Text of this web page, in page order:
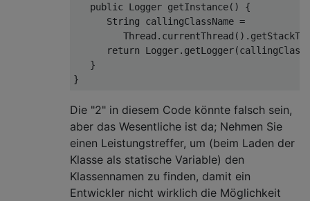
public Logger getInstance()
{
      String callingClassName =
return
   }
Die "2" in diesem Code könnte falsch sein,
aber das Wesentliche ist da; Nehmen Sie
einen Leistungstreffer, um (beim Laden der
Klasse als statische Variable) den
Klassennamen zu finden, damit ein
Entwickler nicht wirklich die Möglichkeit